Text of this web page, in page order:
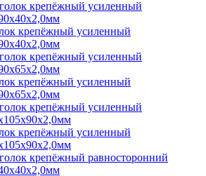
крепёжный усиленный
крепёжный усиленный
крепёжный усиленный